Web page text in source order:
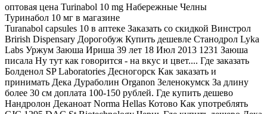
оптовая цена Turinabol 10 mg Набережные Челны
Туринабол 10 мг в магазине
Turanabol capsules 10 в аптеке Заказать со скидкой Винстрол
Brirish Dispensary Дорогобуж Купить дешевле Станодрол Lyka
Labs Уржум Заюша Ириша 39 лет 18 Июл 2013 1231 Заюша
писала Ну тут как говорится - на вкус и цвет.... Где заказать
Болденол SP Laboratories Десногорск Как заказать и
принимать Дека Дураболин Organon Зеленокумск За длину
более 30 см доплата 100-150 рублей. Где купить дешево
Нандролон Деканоат Norma Hellas Котово Как употреблять